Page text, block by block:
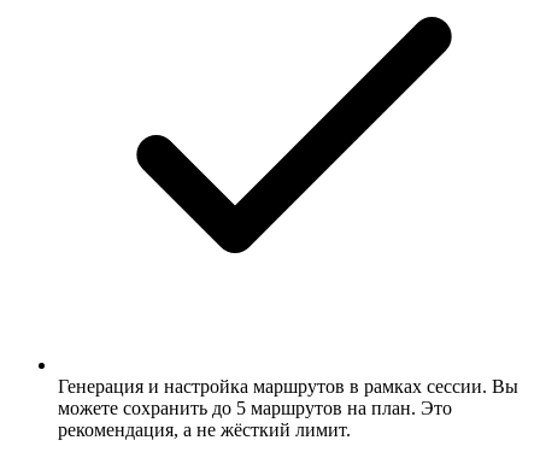
Генерация и настройка маршрутов в рамках сессии. Вы
можете сохранить до 5 маршрутов на план. Это
рекомендация, а не жёсткий лимит.